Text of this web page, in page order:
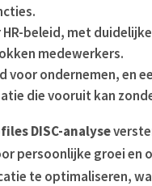
beleid, met
medewerkers.
voor ondernemen, en
die vooruit kan
DISC-analyse
persoonlijke groei en
te optimaliseren,